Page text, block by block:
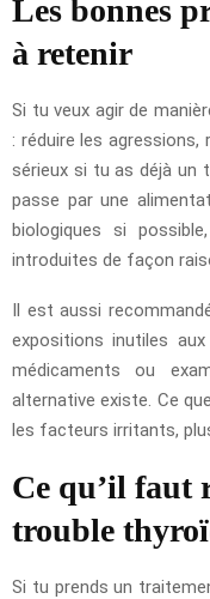
Les bonnes
à retenir
Si tu veux agir de
: réduire les
sérieux si tu as déjà un
passe par une
biologiques si
introduites de façon
Il est aussi
expositions inutiles
médicaments ou
alternative existe. Ce
les facteurs irritants,
Ce qu’il faut
trouble
Si tu prends un